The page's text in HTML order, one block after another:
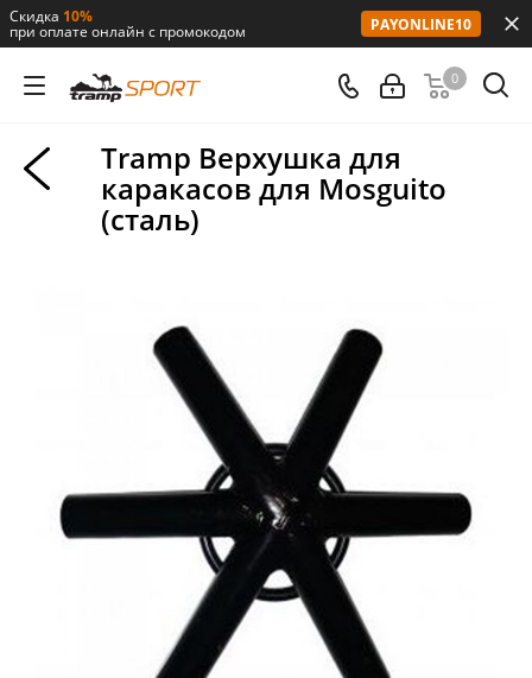
Скидка 10%
при оплате онлайн с промокодом PAYONLINE10
0
Tramp Верхушка для
каракасов для Mosguito
(сталь)